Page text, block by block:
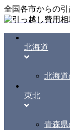
全国各市からの
北海道
北海
東北
青森